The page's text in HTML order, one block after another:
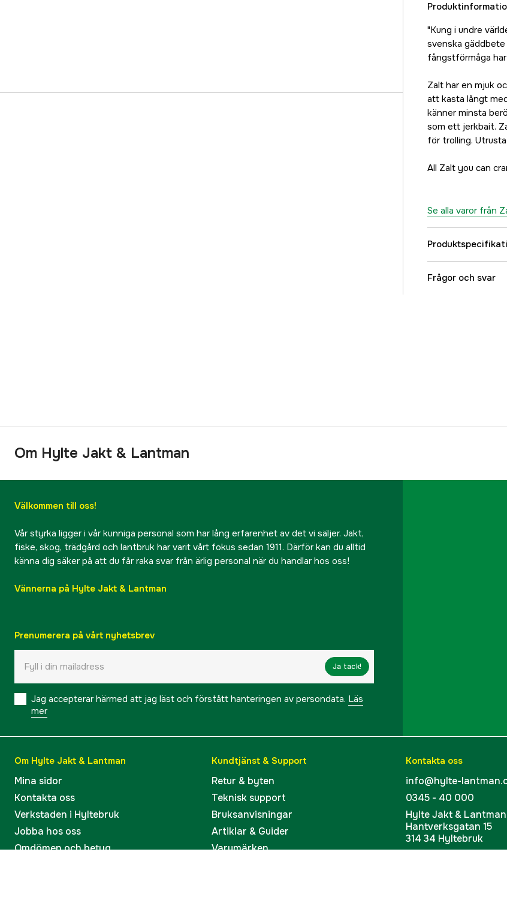
Rödvit
Åland
139 kr
139 kr
Persikan
155 kr
Barracuda
Dragon
Blåkrom
Skitmört
Glow Baltic
169 kr
85
"Kung i undre
svenska
fångstförmåga
Zalt har en mjuk
att kasta långt
känner minsta
som ett jerkbait.
för trolling.
All Zalt you can
Se alla varor från
Simdjup, min
EAN
Frågor och svar
Om Hylte Jakt & Lantman
Välkommen till oss!
Vår styrka ligger i vår kunniga personal som har lång erfarenhet av det vi säljer. Jakt,
fiske, skog, trädgård och lantbruk har varit vårt fokus sedan 1911. Därför kan du alltid
känna dig säker på att du får raka svar från ärlig personal när du handlar hos oss!
Vännerna på Hylte Jakt & Lantman
Prenumerera på vårt nyhetsbrev
Ja tack!
Jag accepterar härmed att jag läst och förstått hanteringen av persondata. Läs
mer
Om Hylte Jakt & Lantman
Mina sidor
Kontakta oss
Verkstaden i Hyltebruk
Jobba hos oss
Omdömen och betyg
Kundtjänst & Support
Retur & byten
Teknisk support
Bruksanvisningar
Artiklar & Guider
Varumärken
Kontakta oss
info@hylte-
0345 - 40 000
Hylte Jakt & Lantman
Hantverksgatan 15
314 34 Hyltebruk